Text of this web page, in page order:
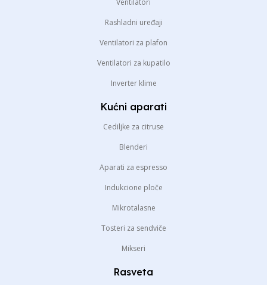
Ventilatori
Rashladni uređaji
Ventilatori za plafon
Ventilatori za kupatilo
Inverter klime
Kućni aparati
Cediljke za citruse
Blenderi
Aparati za espresso
Indukcione ploče
Mikrotalasne
Tosteri za sendviče
Mikseri
Rasveta